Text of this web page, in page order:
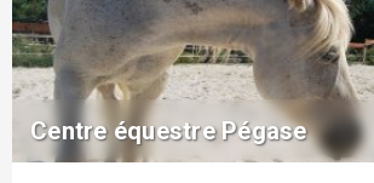
Centre équestre Pégase